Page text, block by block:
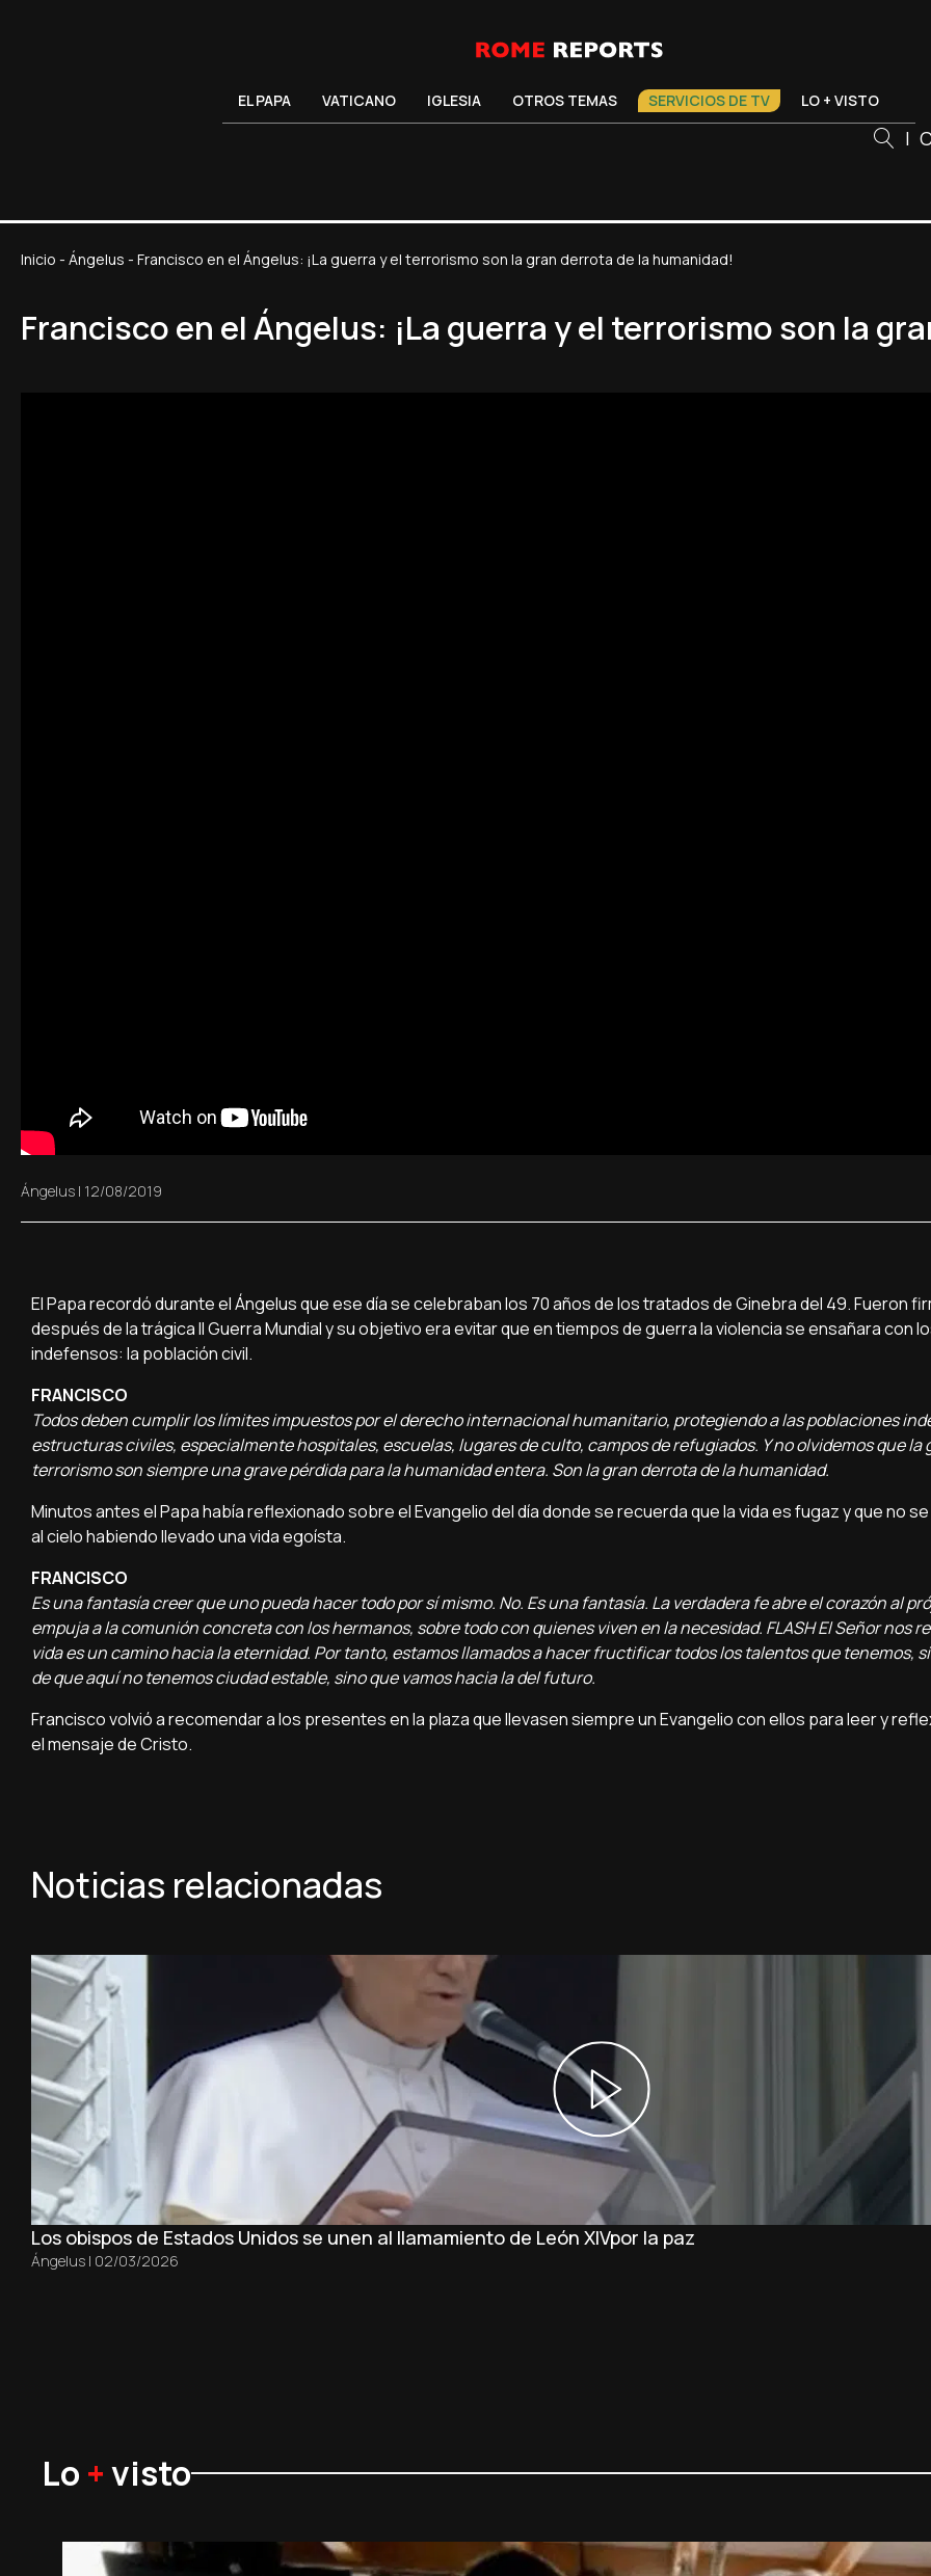
EL PAPA VATICANO IGLESIA OTROS TEMAS SERVICIOS DE TV LO + VISTO
|
Inicio - Ángelus - Francisco en el Ángelus: ¡La guerra y el terrorismo son la gran derrota de la humanidad!
Francisco en el Ángelus: ¡La guerra y el terrorismo son la
Ángelus | 12/08/2019
El Papa recordó durante el Ángelus que ese día se celebraban los 70 años de los tratados de Ginebra del 49. Fueron
después de la trágica II Guerra Mundial y su objetivo era evitar que en tiempos de guerra la violencia se ensañara con
indefensos: la población civil.
FRANCISCO
Todos deben cumplir los límites impuestos por el derecho internacional humanitario, protegiendo a las poblaciones
estructuras civiles, especialmente hospitales, escuelas, lugares de culto, campos de refugiados. Y no olvidemos que la
terrorismo son siempre una grave pérdida para la humanidad entera. Son la gran derrota de la humanidad.
Minutos antes el Papa había reflexionado sobre el Evangelio del día donde se recuerda que la vida es fugaz y que no
al cielo habiendo llevado una vida egoísta.
FRANCISCO
Es una fantasía creer que uno pueda hacer todo por sí mismo. No. Es una fantasía. La verdadera fe abre el corazón al
empuja a la comunión concreta con los hermanos, sobre todo con quienes viven en la necesidad. FLASH El Señor nos
vida es un camino hacia la eternidad. Por tanto, estamos llamados a hacer fructificar todos los talentos que tenemos,
de que aquí no tenemos ciudad estable, sino que vamos hacia la del futuro.
Francisco volvió a recomendar a los presentes en la plaza que llevasen siempre un Evangelio con ellos para leer y
el mensaje de Cristo.
Noticias relacionadas
Los obispos de Estados Unidos se unen al llamamiento de León XIVpor la paz
Ángelus | 02/03/2026
Lo +visto